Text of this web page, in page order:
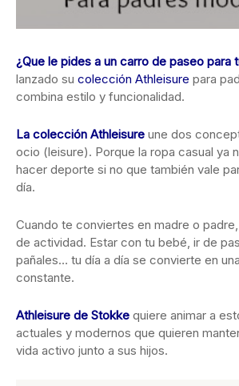
¿Que le pides a un carro de paseo para
lanzado su colección Athleisure para
combina estilo y funcionalidad.
La colección Athleisure une dos
ocio (leisure). Porque la ropa casual ya
hacer deporte si no que también vale
día.
Cuando te conviertes en madre o
de actividad. Estar con tu bebé, ir de
pañales… tu día a día se convierte en
constante.
Athleisure de Stokke quiere animar a
actuales y modernos que quieren
vida activo junto a sus hijos.